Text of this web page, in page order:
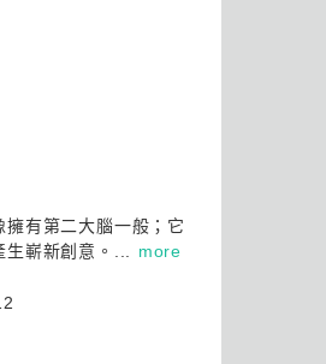
有第二大腦一般；它
生嶄新創意。... more